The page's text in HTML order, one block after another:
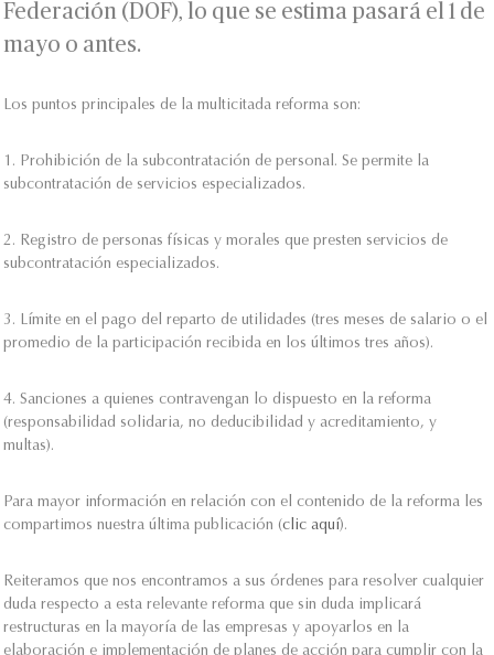
Federación (DOF), lo que se estima pasará el 1 de
mayo o antes.
Los puntos principales de la multicitada reforma son:
1. Prohibición de la subcontratación de personal. Se permite la
subcontratación de servicios especializados.
2. Registro de personas físicas y morales que presten servicios de
subcontratación especializados.
3. Límite en el pago del reparto de utilidades (tres meses de salario o el
promedio de la participación recibida en los últimos tres años).
4. Sanciones a quienes contravengan lo dispuesto en la reforma
(responsabilidad solidaria, no deducibilidad y acreditamiento, y
multas).
Para mayor información en relación con el contenido de la reforma les
compartimos nuestra última publicación (clic aquí).
Reiteramos que nos encontramos a sus órdenes para resolver cualquier
duda respecto a esta relevante reforma que sin duda implicará
restructuras en la mayoría de las empresas y apoyarlos en la
elaboración e implementación de planes de acción para cumplir con la